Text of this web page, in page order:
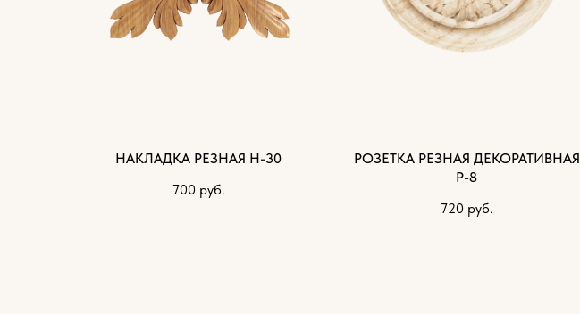
НАКЛАДКА РЕЗНАЯ Н-30
700 руб.
РОЗЕТКА РЕЗНАЯ ДЕКОРАТИВНАЯ
Р-8
720 руб.